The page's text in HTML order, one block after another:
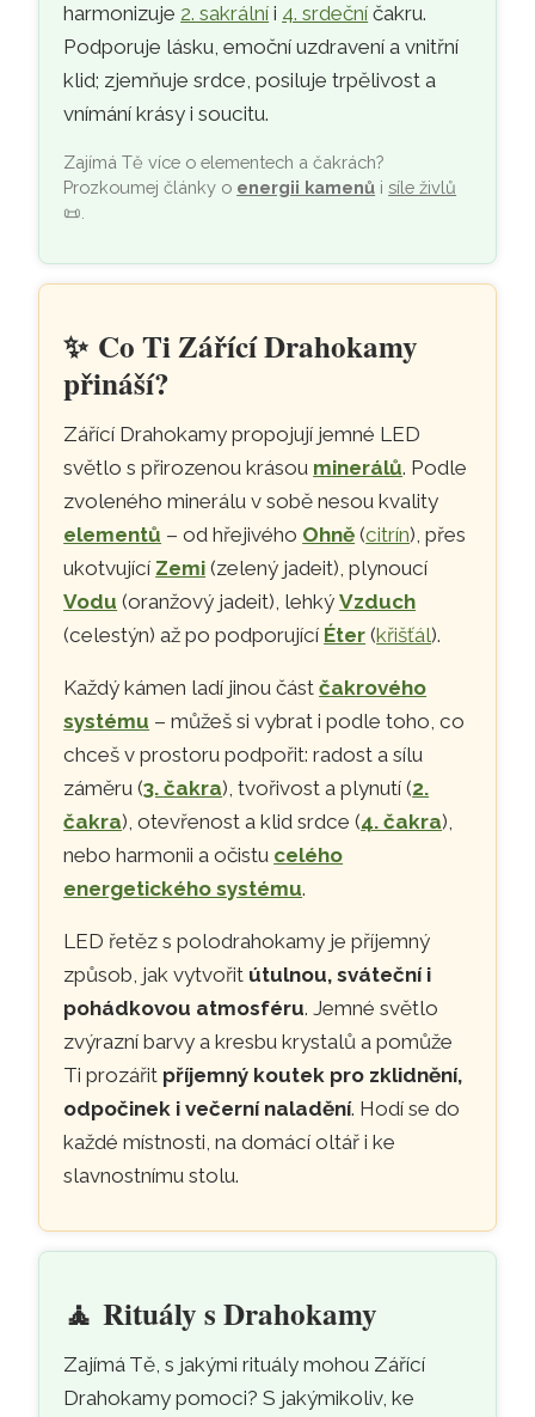
harmonizuje 2. sakrální i 4. srdeční čakru.
Podporuje lásku, emoční uzdravení a vnitřní
klid; zjemňuje srdce, posiluje trpělivost a
vnímání krásy i soucitu.
Zajímá Tě více o elementech a čakrách?
Prozkoumej články o energii kamenů isíle živlů
📜
✨ Co Ti Zářící Drahokamy
přináší?
Zářící Drahokamy propojují jemné LED
světlo s přirozenou krásou minerálů. Podle
zvoleného minerálu v sobě nesou kvality
elementů – od hřejivého Ohně (citrín), přes
ukotvující Zemi (zelený jadeit), plynoucí
Vodu (oranžový jadeit), lehkýVzduch
(celestýn) až po podporující Éter (křišťál).
Každý kámen ladí jinou částčakrového
systému – můžeš si vybrat i podle toho, co
chceš v prostoru podpořit: radost a sílu
záměru (3. čakra), tvořivost a plynutí (2.
čakra), otevřenost a klid srdce (4. čakra),
nebo harmonii a očistu celého
energetického systému.
LED řetěz s polodrahokamy je příjemný
způsob, jak vytvořit útulnou, sváteční i
pohádkovou atmosféru. Jemné světlo
zvýrazní barvy a kresbu krystalů a pomůže
Ti prozářit příjemný koutek pro zklidnění,
odpočinek i večerní naladění. Hodí se do
každé místnosti, na domácí oltář i ke
slavnostnímu stolu.
🧘Rituály s Drahokamy
Zajímá Tě, s jakými rituály mohou Zářící
Drahokamy pomoci? S jakýmikoliv, ke